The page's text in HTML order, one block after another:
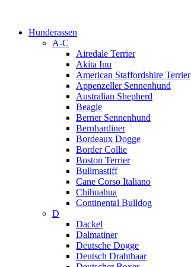
Hunderassen
A-C
Airedale Terrier
Akita Inu
American Staffordshire Terrier
Appenzeller Sennenhund
Australian Shepherd
Beagle
Berner Sennenhund
Bernhardiner
Bordeaux Dogge
Border Collie
Boston Terrier
Bullmastiff
Cane Corso Italiano
Chihuahua
Continental Bulldog
D
Dackel
Dalmatiner
Deutsche Dogge
Deutsch Drahthaar